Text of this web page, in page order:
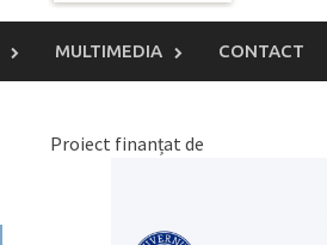
MULTIMEDIA CONTACT
Proiect finanțat de